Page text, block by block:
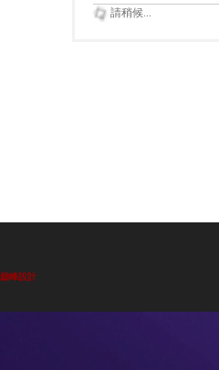
請稍候...
巔峰設計